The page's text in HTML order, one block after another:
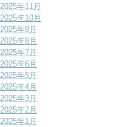
2025年11月
2025年10月
2025年9月
2025年8月
2025年7月
2025年6月
2025年5月
2025年4月
2025年3月
2025年2月
2025年1月